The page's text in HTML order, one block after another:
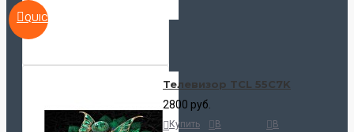
QUICKVIEW
Телевизор TCL 55C7K
2800 руб.
Купить
В
В